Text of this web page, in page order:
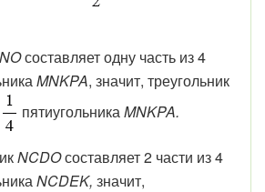
составляет одну часть из 4
MNKPA, значит, треугольник
пятиугольникаMNKPA.
NCDOсоставляет 2 части из 4
NCDEK, значит,